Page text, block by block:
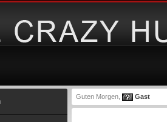
Guten Morgen, Gast